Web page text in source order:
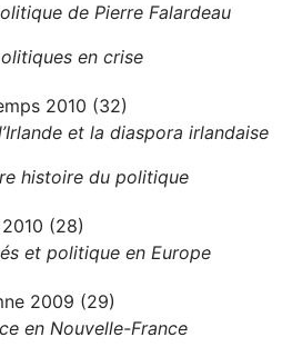
de Pierre Falardeau
en crise
2010 (32)
et la diaspora irlandaise
histoire du politique
(28)
et politique en Europe
2009 (29)
en Nouvelle-France